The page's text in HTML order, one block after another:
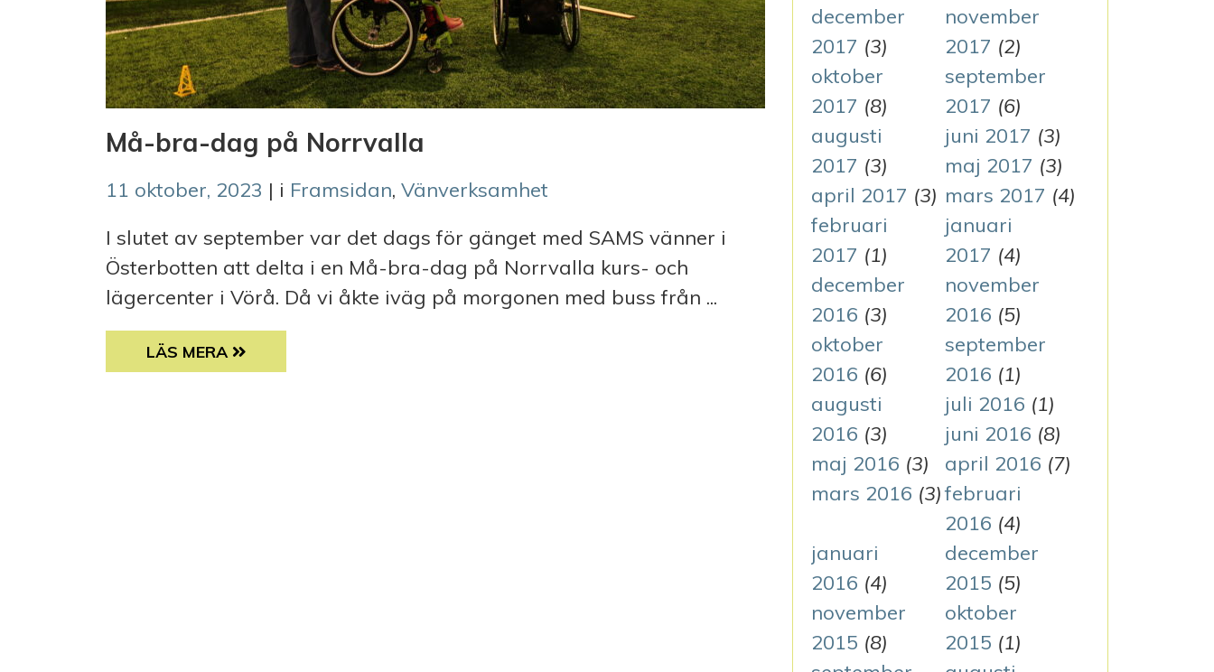
Må-bra-dag på Norrvalla
11 oktober, 2023 | i Framsidan, Vänverksamhet
I slutet av september var det dags för gänget med SAMS vänner i
Österbotten att delta i en Må-bra-dag på Norrvalla kurs- och
lägercenter i Vörå. Då vi åkte iväg på morgonen med buss från ...
MÅ-BRA-DAG PÅ NORRVALLA
LÄS MERA
december
2017 (3)
november
2017 (2)
oktober
2017 (8)
september
2017 (6)
augusti
2017 (3)
juni 2017 (3)
maj 2017 (3)
april 2017 (3) mars 2017 (4)
februari
2017 (1)
januari
2017 (4)
december
2016 (3)
november
2016 (5)
oktober
2016 (6)
september
2016 (1)
augusti
2016 (3)
juli 2016 (1)
juni 2016 (8)
maj 2016 (3) april 2016 (7)
mars 2016 (3)februari
2016 (4)
januari
2016 (4)
december
2015 (5)
november
2015 (8)
oktober
2015 (1)